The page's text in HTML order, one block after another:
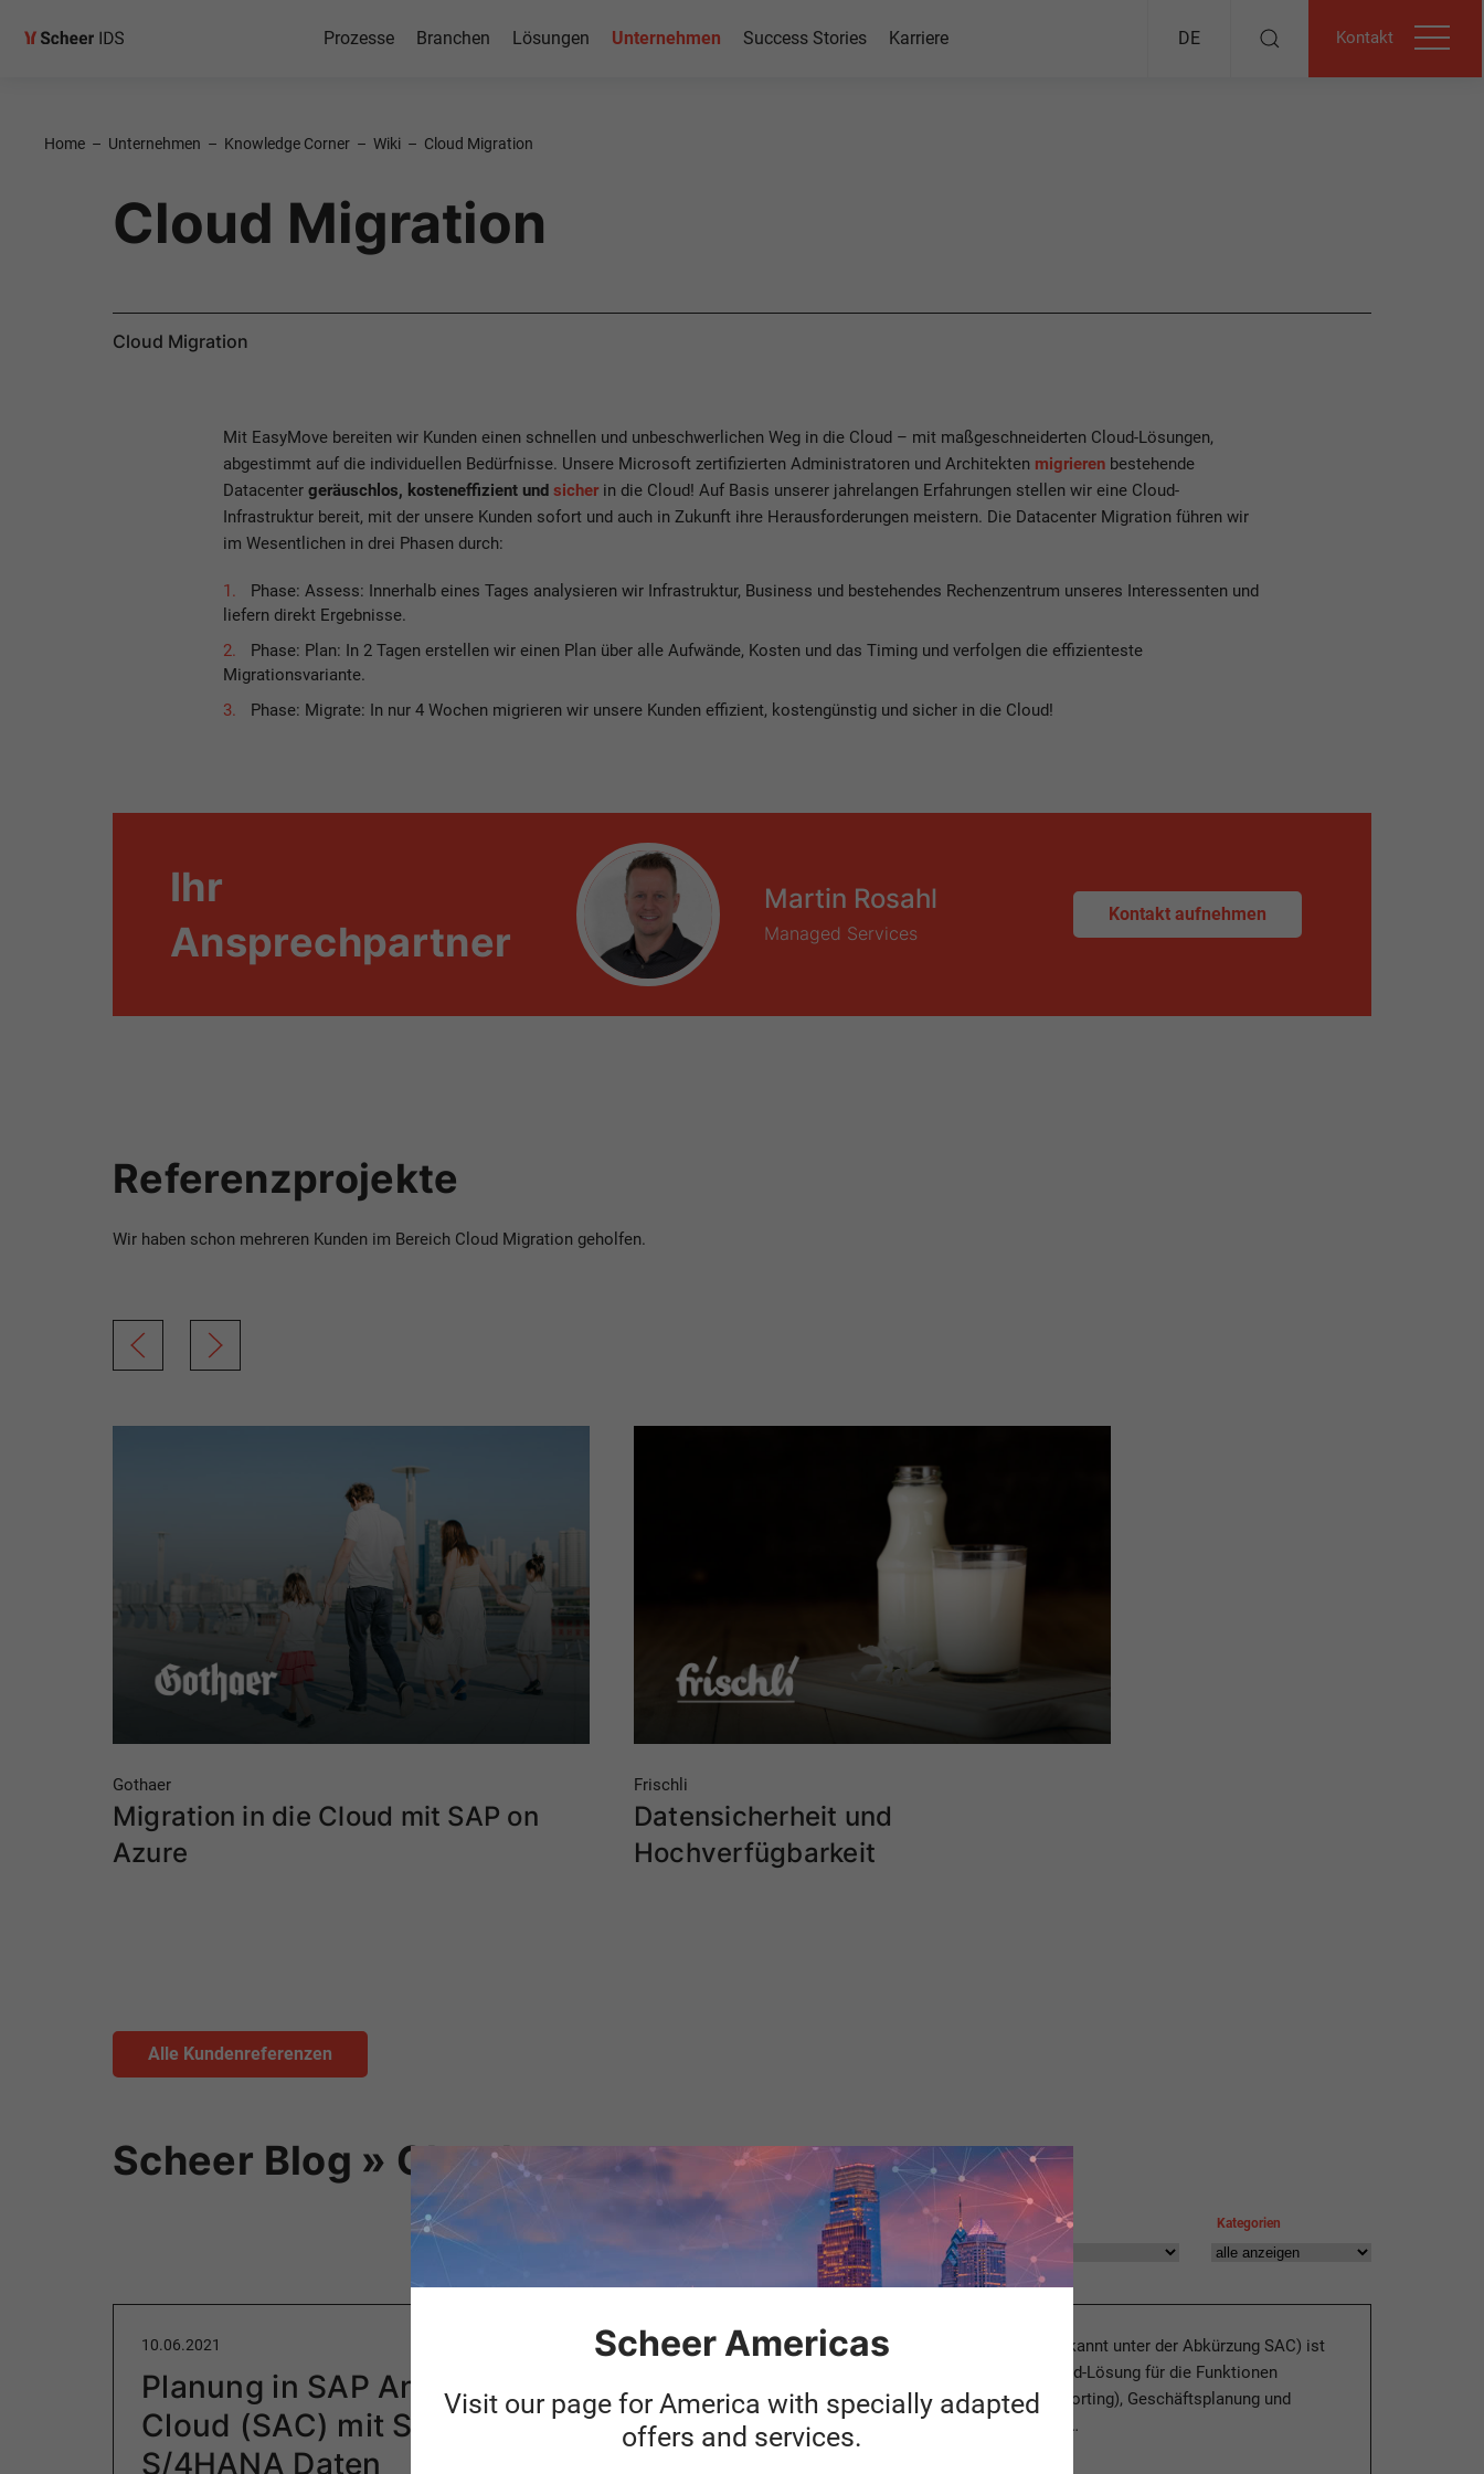
Prozesse Branchen Lösungen Unternehmen Success Stories Karriere DE Kontakt
Home – Unternehmen – Knowledge Corner – Wiki – Cloud Migration
Cloud Migration
Cloud Migration
Mit EasyMove bereiten wir Kunden einen schnellen und unbeschwerlichen Weg in die Cloud – mit maßgeschneiderten Cloud-Lösungen,
abgestimmt auf die individuellen Bedürfnisse. Unsere Microsoft zertifizierten Administratoren und Architekten migrieren bestehende
Datacenter geräuschlos, kosteneffizient und sicher in die Cloud! Auf Basis unserer jahrelangen Erfahrungen stellen wir eine Cloud-
Infrastruktur bereit, mit der unsere Kunden sofort und auch in Zukunft ihre Herausforderungen meistern. Die Datacenter Migration führen wir
im Wesentlichen in drei Phasen durch:
Phase: Assess: Innerhalb eines Tages analysieren wir Infrastruktur, Business und bestehendes Rechenzentrum unseres Interessenten und
liefern direkt Ergebnisse.
Phase: Plan: In 2 Tagen erstellen wir einen Plan über alle Aufwände, Kosten und das Timing und verfolgen die effizienteste
Migrationsvariante.
Phase: Migrate: In nur 4 Wochen migrieren wir unsere Kunden effizient, kostengünstig und sicher in die Cloud!
Ihr
Ansprechpartner
Martin Rosahl
Managed Services
Kontakt aufnehmen
Referenzprojekte
Wir haben schon mehreren Kunden im Bereich Cloud Migration geholfen.
Gothaer
Migration in die Cloud mit SAP on
Azure
Frischli
Datensicherheit und
Hochverfügbarkeit
Alle Kundenreferenzen
Scheer Blog » Cloud
Schlagworte Kategorien
10.06.2021
Planung in SAP Analytics
Cloud (SAC) mit SAP
S/4HANA Daten
Author
Stephan Jacobs
SAP Analytics Cloud (bekannt unter der Abkürzung SAC) ist
die strategische Front-End-Lösung für die Funktionen
Datenvisualisierung (Reporting), Geschäftsplanung und
Predictive Analytics. Als…
Scheer Americas
Visit our page for America with specially adapted
offers and services.